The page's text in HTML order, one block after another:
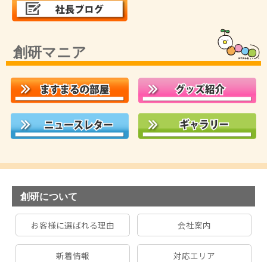
創研マニア
創研について
お客様に選ばれる理由 会社案内
新着情報 対応エリア